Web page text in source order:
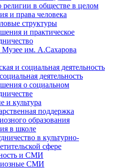
религии в обществе в целом
и права человека
структуры
и практическое
им. А.Сахарова
и социальная деятельность
деятельность
о социальном
и культура
поддержка
образования
в школе
в культурно-
сфере
и СМИ
СМИ